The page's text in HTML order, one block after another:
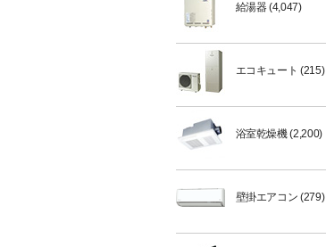
給湯器(4,047)
エコキュート (215)
浴室乾燥機(2,200)
壁掛エアコン (279)